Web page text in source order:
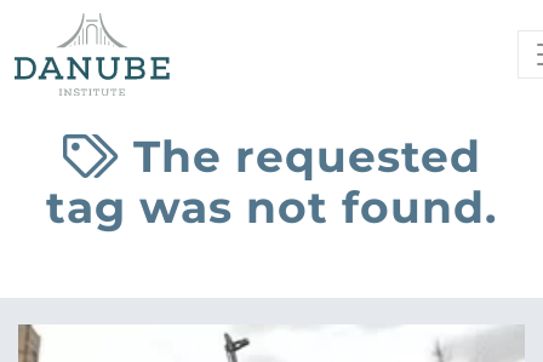
The requested
tag was not found.